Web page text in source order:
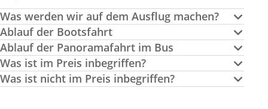
Was werden wir auf dem Ausflug machen?
Ablauf der Bootsfahrt
Ablauf der Panoramafahrt im Bus
Was ist im Preis inbegriffen?
Was ist nicht im Preis inbegriffen?